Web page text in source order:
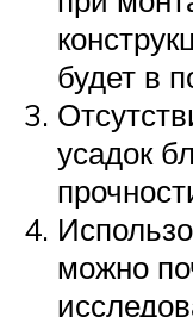
будет в
усадок
можно